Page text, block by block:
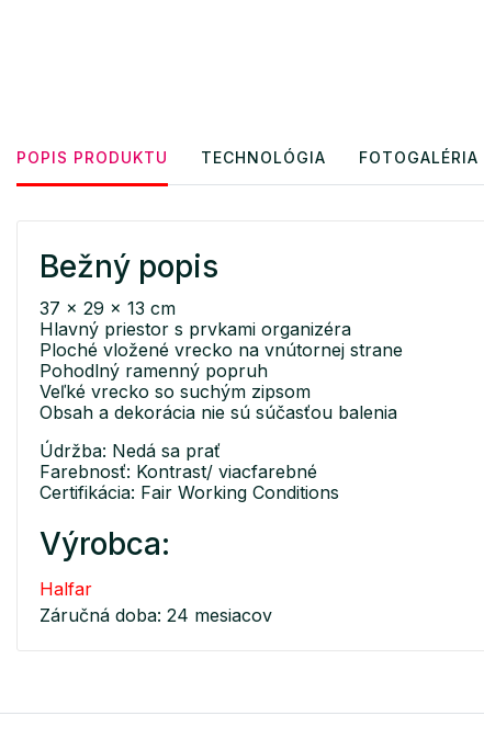
POPIS PRODUKTU TECHNOLÓGIA FOTOGALÉRIA
Bežný popis
37 x 29 x 13 cm
Hlavný priestor s prvkami organizéra
Ploché vložené vrecko na vnútornej strane
Pohodlný ramenný popruh
Veľké vrecko so suchým zipsom
Obsah a dekorácia nie sú súčasťou balenia
Údržba: Nedá sa prať
Farebnosť: Kontrast/ viacfarebné
Certifikácia: Fair Working Conditions
Výrobca:
Halfar
Záručná doba: 24 mesiacov